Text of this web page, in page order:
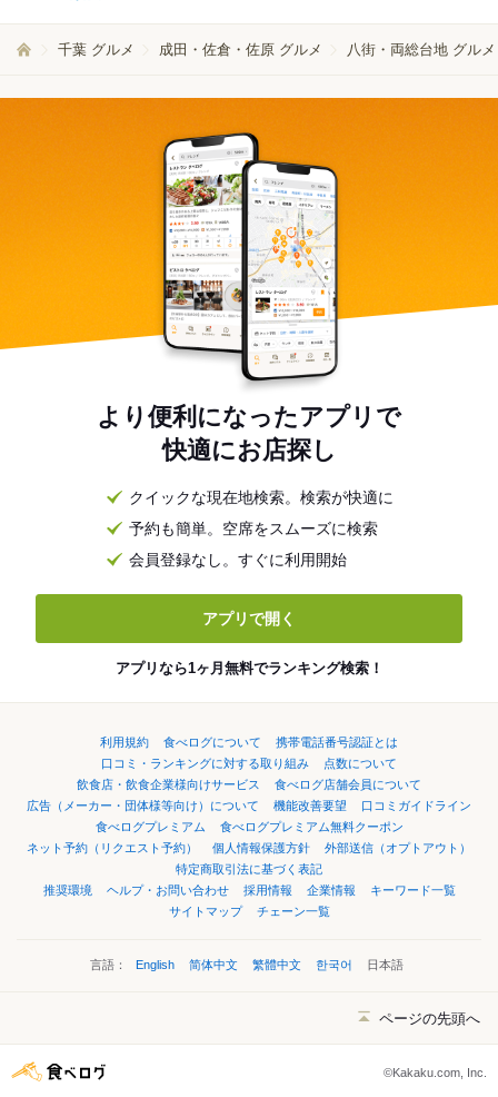
千葉 グルメ 成田・佐倉・佐原 グルメ 八街・両総台地 グルメ
より便利になったアプリで
快適にお店探し
クイックな現在地検索。検索が快適に
予約も簡単。空席をスムーズに検索
会員登録なし。すぐに利用開始
アプリで開く
アプリなら1ヶ月無料でランキング検索！
利用規約 食べログについて
携帯電話番号認証とは
口コミ・ランキングに対する取り組み
点数について
飲食店・飲食企業様向けサービス
食べログ店舗会員について
広告（メーカー・団体様等向け）について
機能改善要望
口コミガイドライン
食べログプレミアム
食べログプレミアム無料クーポン
ネット予約（リクエスト予約）
個人情報保護方針
外部送信（オプトアウト）
特定商取引法に基づく表記
推奨環境
ヘルプ・お問い合わせ 採用情報 企業情報
キーワード一覧
サイトマップ
チェーン一覧
言語： English 简体中文 繁體中文 한국어 日本語
ページの先頭へ
©Kakaku.com, Inc.